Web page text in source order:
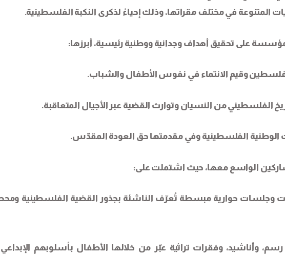
في مختلف مقراتها، وذلك إحياءً لذكرى النكبة الفلسطينية.
على تحقيق أهداف وجدانية ووطنية رئيسية، أبرزها:
وقيم الانتماء في نفوس الأطفال والشباب.
الفلسطيني من النسيان وتوارث القضية عبر الأجيال المتعاقبة.
الوطنية الفلسطينية وفي مقدمتها حق العودة المقدّس.
الواسع معها، حيث اشتملت على:
وجلسات حوارية مبسطة تُعرّف الناشئة بجذور القضية الفلسطينية
وأناشيد، وفقرات تراثية عبّر من خلالها الأطفال بأسلوبهم